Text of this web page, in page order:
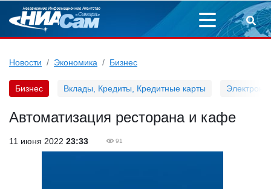
Новости Экономика Бизнес
Бизнес Вклады, Кредиты, Кредитные карты
Автоматизация ресторана и кафе
11 июня 2022 23:33 91